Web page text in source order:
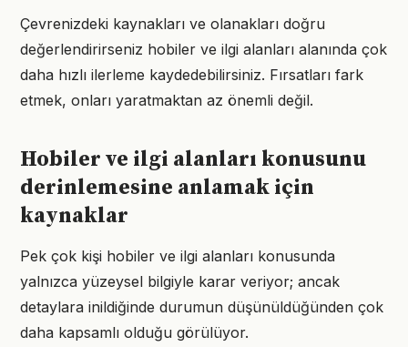
Çevrenizdeki kaynakları ve olanakları doğru
değerlendirirseniz hobiler ve ilgi alanları alanında çok
daha hızlı ilerleme kaydedebilirsiniz. Fırsatları fark
etmek, onları yaratmaktan az önemli değil.
Hobiler ve ilgi alanları konusunu
derinlemesine anlamak için
kaynaklar
Pek çok kişi hobiler ve ilgi alanları konusunda
yalnızca yüzeysel bilgiyle karar veriyor; ancak
detaylara inildiğinde durumun düşünüldüğünden çok
daha kapsamlı olduğu görülüyor.